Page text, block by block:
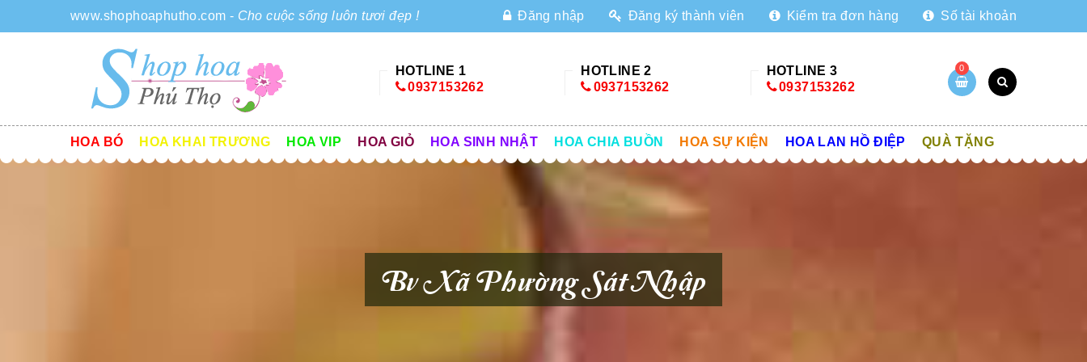
www.shophoaphutho.com - Cho cuộc sống luôn tươi đẹp ! Đăng nhập Đăng ký thành viên Kiểm tra đơn hàng Số tài khoản
HOTLINE 1
0937153262
HOTLINE 2
0937153262
HOTLINE 3
0937153262
0
HOA BÓ HOA KHAI TRƯƠNG HOA VIP HOA GIỎ HOA SINH NHẬT HOA CHIA BUỒN HOA SỰ KIỆN HOA LAN HỒ ĐIỆP QUÀ TẶNG
Bv Xã Phường Sát Nhập